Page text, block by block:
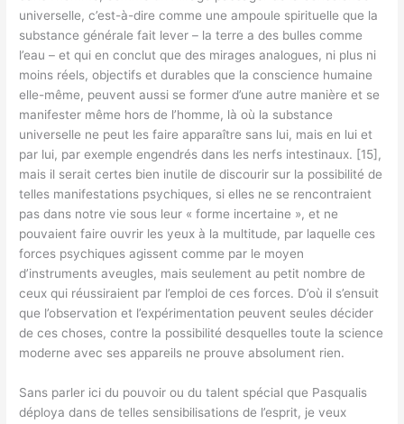
universelle, c’est-à-dire comme une ampoule spirituelle que la
substance générale fait lever – la terre a des bulles comme
l’eau – et qui en conclut que des mirages analogues, ni plus ni
moins réels, objectifs et durables que la conscience humaine
elle-même, peuvent aussi se former d’une autre manière et se
manifester même hors de l’homme, là où la substance
universelle ne peut les faire apparaître sans lui, mais en lui et
par lui, par exemple engendrés dans les nerfs intestinaux. [15],
mais il serait certes bien inutile de discourir sur la possibilité de
telles manifestations psychiques, si elles ne se rencontraient
pas dans notre vie sous leur « forme incertaine », et ne
pouvaient faire ouvrir les yeux à la multitude, par laquelle ces
forces psychiques agissent comme par le moyen
d’instruments aveugles, mais seulement au petit nombre de
ceux qui réussiraient par l’emploi de ces forces. D’où il s’ensuit
que l’observation et l’expérimentation peuvent seules décider
de ces choses, contre la possibilité desquelles toute la science
moderne avec ses appareils ne prouve absolument rien.
Sans parler ici du pouvoir ou du talent spécial que Pasqualis
déploya dans de telles sensibilisations de l’esprit, je veux